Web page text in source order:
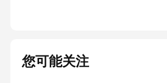
③液氧；④合金（1）利用物
_。（4）作为推进器助燃剂的
您可能关注